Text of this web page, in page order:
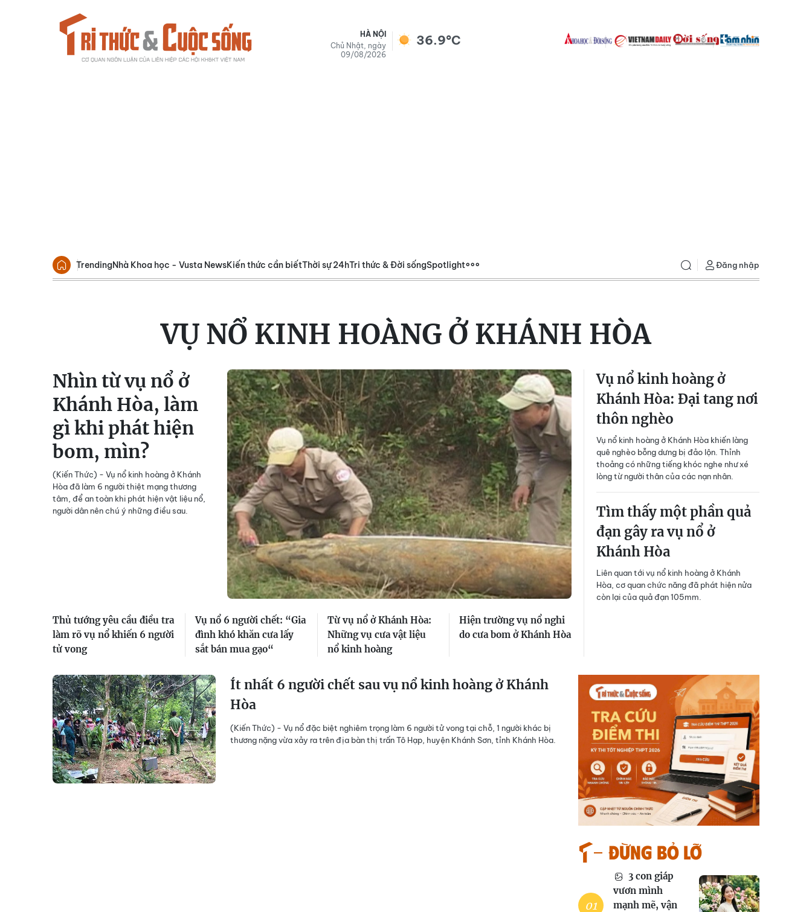
HÀ NỘI
Chủ Nhật, ngày
09/08/2026
36.9°C
TrendingNhà Khoa học - Vusta NewsKiến thức cần biếtThời sự 24hTri thức & Đời sốngSpotlight Đăng nhập
VỤ NỔ KINH HOÀNG Ở KHÁNH HÒA
Nhìn từ vụ nổ ở
Khánh Hòa, làm
gì khi phát hiện
bom, mìn?
(Kiến Thức) - Vụ nổ kinh hoàng ở Khánh
Hòa đã làm 6 người thiệt mạng thương
tâm, để an toàn khi phát hiện vật liệu nổ,
người dân nên chú ý những điều sau.
Thủ tướng yêu cầu điều tra
làm rõ vụ nổ khiến 6 người
tử vong
Vụ nổ 6 người chết: “Gia
đình khó khăn cưa lấy
sắt bán mua gạo“
Từ vụ nổ ở Khánh Hòa:
Những vụ cưa vật liệu
nổ kinh hoàng
Hiện trường vụ nổ nghi
do cưa bom ở Khánh Hòa
Vụ nổ kinh hoàng ở
Khánh Hòa: Đại tang nơi
thôn nghèo
Vụ nổ kinh hoàng ở Khánh Hòa khiến làng
quê nghèo bỗng dưng bị đảo lộn. Thỉnh
thoảng có những tiếng khóc nghe như xé
lòng từ người thân của các nạn nhân.
Tìm thấy một phần quả
đạn gây ra vụ nổ ở
Khánh Hòa
Liên quan tới vụ nổ kinh hoàng ở Khánh
Hòa, cơ quan chức năng đã phát hiện nửa
còn lại của quả đạn 105mm.
Ít nhất 6 người chết sau vụ nổ kinh hoàng ở Khánh
Hòa
(Kiến Thức) - Vụ nổ đặc biệt nghiêm trọng làm 6 người tử vong tại chỗ, 1 người khác bị
thương nặng vừa xảy ra trên địa bàn thị trấn Tô Hạp, huyện Khánh Sơn, tỉnh Khánh Hòa.
Đừng bỏ lỡ
3 con giáp
vươn mình
mạnh mẽ, vận